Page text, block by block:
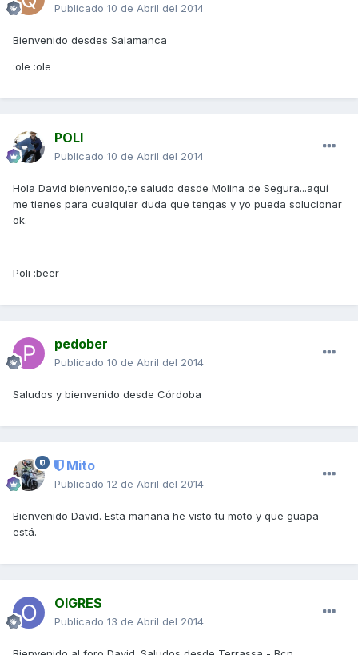
Publicado 10 de Abril del 2014
Bienvenido desdes Salamanca
:ole :ole
POLI
Publicado 10 de Abril del 2014
Hola David bienvenido,te saludo desde Molina de Segura...aquí
me tienes para cualquier duda que tengas y yo pueda solucionar
ok.
Poli :beer
pedober
Publicado 10 de Abril del 2014
Saludos y bienvenido desde Córdoba
Mito
Publicado 12 de Abril del 2014
Bienvenido David. Esta mañana he visto tu moto y que guapa
está.
OIGRES
Publicado 13 de Abril del 2014